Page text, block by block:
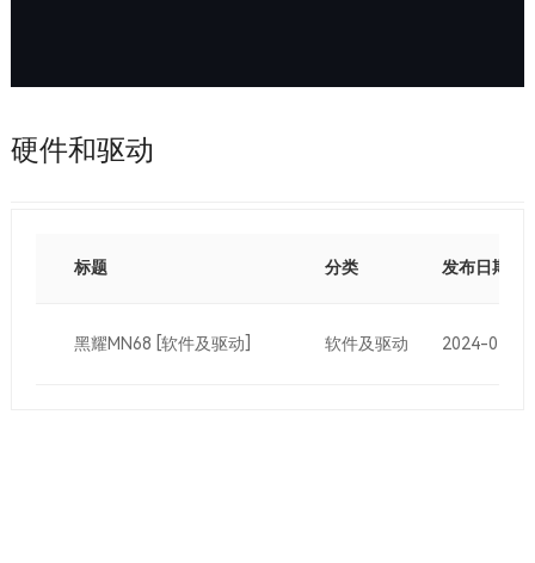
硬件和驱动
标题 分类 发布日期
黑耀MN68 [软件及驱动] 软件及驱动 2024-04-11